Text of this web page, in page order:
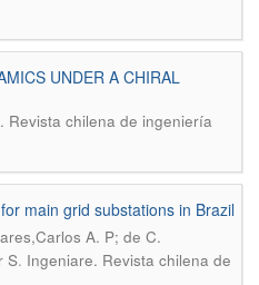
UNDER A CHIRAL
Revista chilena de ingeniería
main grid substations in Brazil
A. P; de C.
S. Ingeniare. Revista chilena de